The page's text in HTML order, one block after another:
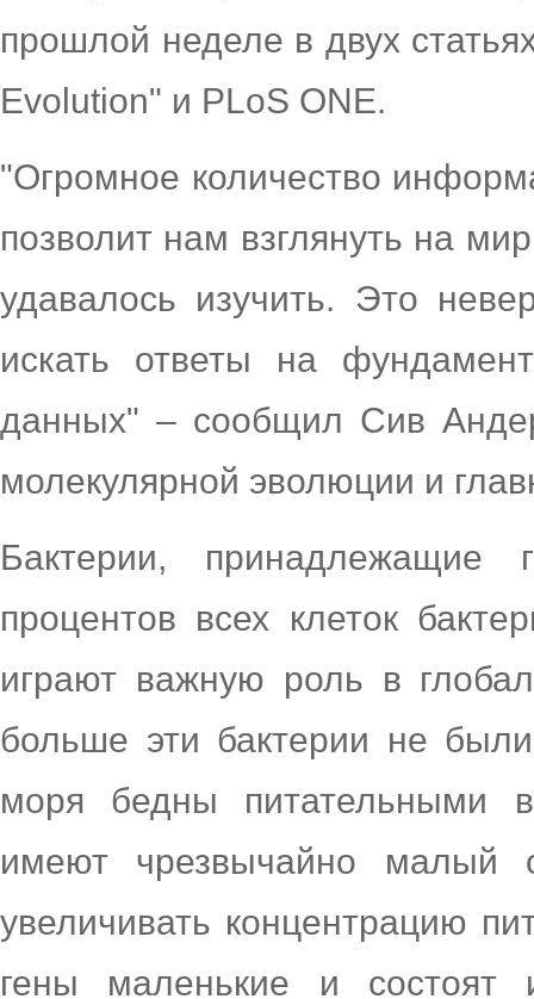
прошлой неделе в двух
Evolution" и PLoS ONE.
"Огромное количество
позволит нам взглянуть на
удавалось изучить. Это
искать ответы на
данных" – сообщил Сив
молекулярной эволюции и
Бактерии, принадлежащие
процентов всех клеток
играют важную роль в
больше эти бактерии не
моря бедны питательными
имеют чрезвычайно малый
увеличивать концентрацию
гены маленькие и